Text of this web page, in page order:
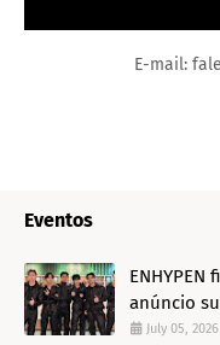
E-mail:
Eventos
anúncio
July 05, 2026